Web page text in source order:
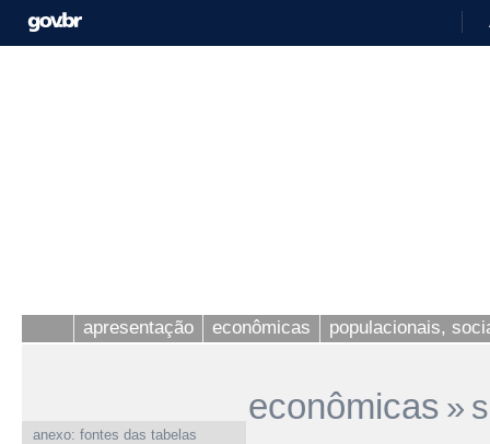
apresentação econômicas populacionais,
anexo: fontes das tabelas
econômicas »